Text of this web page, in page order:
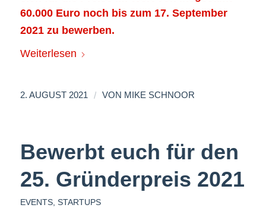
60.000 Euro noch bis zum 17. September
2021 zu bewerben.
Weiterlesen
2. AUGUST 2021 / VON MIKE SCHNOOR
Bewerbt euch für den
25. Gründerpreis 2021
EVENTS, STARTUPS